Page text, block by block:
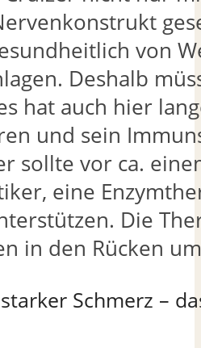
von
Deshalb
hat auch hier
und sein
sollte vor ca.
eine
Die
in den Rücken
Schmerz –